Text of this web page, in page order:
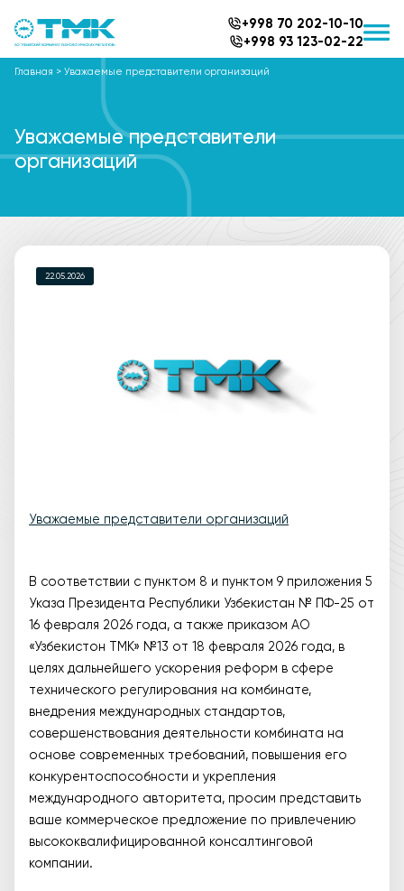
+998 70 202-10-10
+998 93 123-02-22
Главная > Уважаемые представители организаций
Уважаемые представители
организаций
22.05.2026
Уважаемые представители организаций
В соответствии с пунктом 8 и пунктом 9 приложения 5
Указа Президента Республики Узбекистан № ПФ-25 от
16 февраля 2026 года, а также приказом АО
«Узбекистон ТМК» №13 от 18 февраля 2026 года, в
целях дальнейшего ускорения реформ в сфере
технического регулирования на комбинате,
внедрения международных стандартов,
совершенствования деятельности комбината на
основе современных требований, повышения его
конкурентоспособности и укрепления
международного авторитета, просим представить
ваше коммерческое предложение по привлечению
высококвалифицированной консалтинговой
компании.